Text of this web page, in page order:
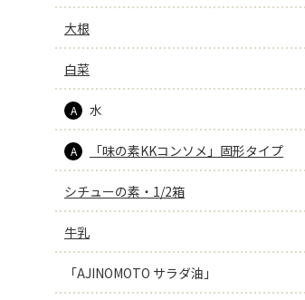
もっと見る
大根
白菜
A 水
A 「味の素KKコンソメ」固形タイプ
シチューの素・1/2箱
牛乳
「AJINOMOTO サラダ油」